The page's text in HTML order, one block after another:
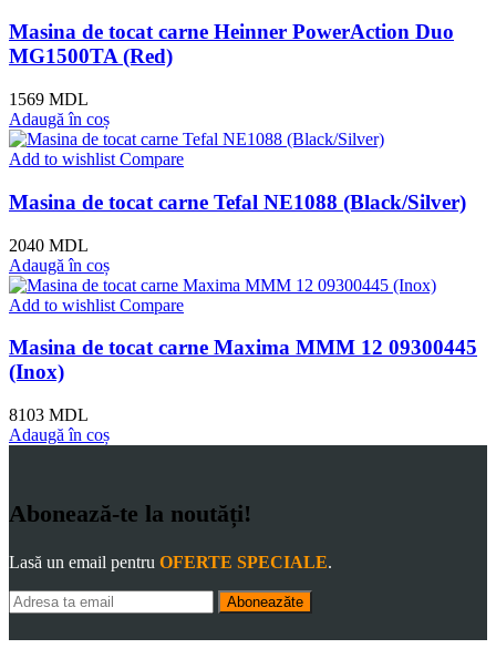
Masina de tocat carne Heinner PowerAction Duo
MG1500TA (Red)
1569 MDL
Adaugă în coș
Add to wishlist Compare
Masina de tocat carne Tefal NE1088 (Black/Silver)
2040 MDL
Adaugă în coș
Add to wishlist Compare
Masina de tocat carne Maxima MMM 12 09300445
(Inox)
8103 MDL
Adaugă în coș
Abonează-te la noutăți!
Lasă un email pentru OFERTE SPECIALE.
Aboneazăte